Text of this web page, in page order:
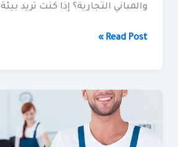
والمباني التجارية؟ إذا كنت تريد بيئة
Read Post »
اسعار
لايف